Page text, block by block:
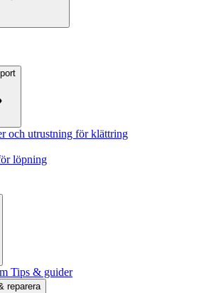
och utrustning för klättring
löpning
Tips & guider
reparera